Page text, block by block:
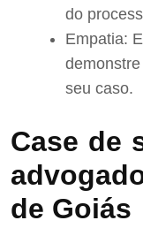
do
Empatia:
seu caso.
Case de
de Goiás